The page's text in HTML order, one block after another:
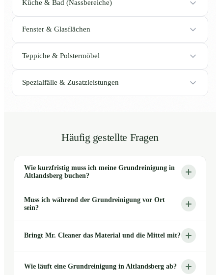
Küche & Bad (Nassbereiche)
Fenster & Glasflächen
Teppiche & Polstermöbel
Spezialfälle & Zusatzleistungen
Häufig gestellte Fragen
Wie kurzfristig muss ich meine Grundreinigung in
Altlandsberg buchen?
Muss ich während der Grundreinigung vor Ort
sein?
Bringt Mr. Cleaner das Material und die Mittel mit?
Wie läuft eine Grundreinigung in Altlandsberg ab?